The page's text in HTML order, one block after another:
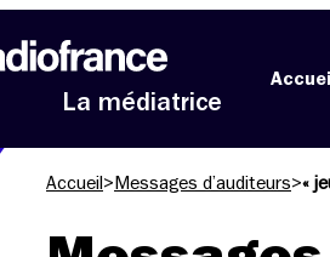
La médiatrice
Accueil
Accueil > Messages d’auditeurs>«